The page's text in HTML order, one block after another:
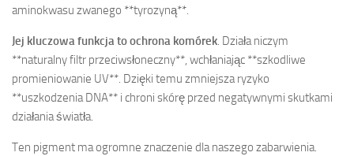
aminokwasu zwanego **tyrozyną**.
Jej kluczowa funkcja to ochrona komórek. Działa niczym
**naturalny filtr przeciwsłoneczny**, wchłaniając **szkodliwe
promieniowanie UV**. Dzięki temu zmniejsza ryzyko
**uszkodzenia DNA** i chroni skórę przed negatywnymi skutkami
działania światła.
Ten pigment ma ogromne znaczenie dla naszego zabarwienia.